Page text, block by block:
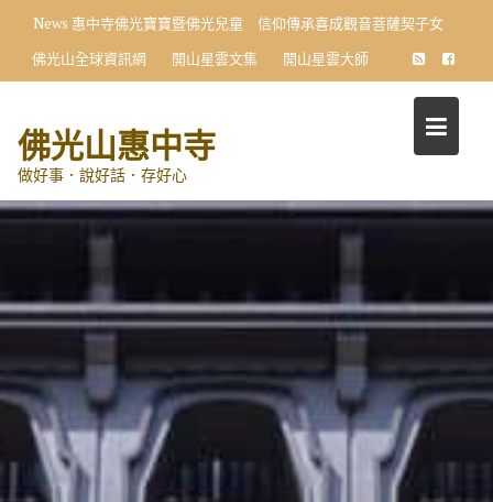
content
News 惠中寺佛光寶寶暨佛光兒童 信仰傳承喜成觀音菩薩契子女
佛光山全球資訊網
開山星雲文集 開山星雲大師
佛光山惠中寺
做好事．說好話．存好心